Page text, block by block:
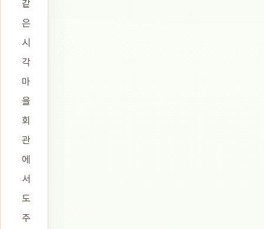
같
은
시
각
마
을
회
관
에
서
도
주